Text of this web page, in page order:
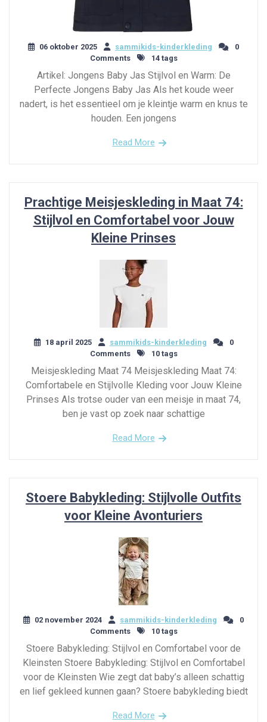
06 oktober 2025 sammikids-kinderkleding
0
Comments
14 tags
Artikel: Jongens Baby Jas Stijlvol en Warm: De
Perfecte Jongens Baby Jas Als het koude weer
nadert, is het essentieel om je kleintje warm en knus te
houden. Een jongens
Read More
Prachtige Meisjeskleding in Maat 74:
Stijlvol en Comfortabel voor Jouw
Kleine Prinses
18 april 2025 sammikids-kinderkleding
0
Comments
10 tags
Meisjeskleding Maat 74 Meisjeskleding Maat 74:
Comfortabele en Stijlvolle Kleding voor Jouw Kleine
Prinses Als trotse ouder van een meisje in maat 74,
ben je vast op zoek naar schattige
Read More
Stoere Babykleding: Stijlvolle Outfits
voor Kleine Avonturiers
02 november 2024 sammikids-kinderkleding
0
Comments
10 tags
Stoere Babykleding: Stijlvol en Comfortabel voor de
Kleinsten Stoere Babykleding: Stijlvol en Comfortabel
voor de Kleinsten Wie zegt dat baby’s alleen schattig
en lief gekleed kunnen gaan? Stoere babykleding biedt
Read More